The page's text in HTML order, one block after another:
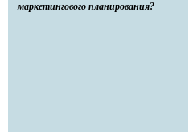
маркетингового планирования?